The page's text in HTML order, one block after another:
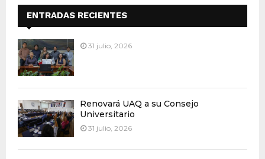
ENTRADAS RECIENTES
31 julio, 2026
Renovará UAQ a su Consejo
Universitario
31 julio, 2026